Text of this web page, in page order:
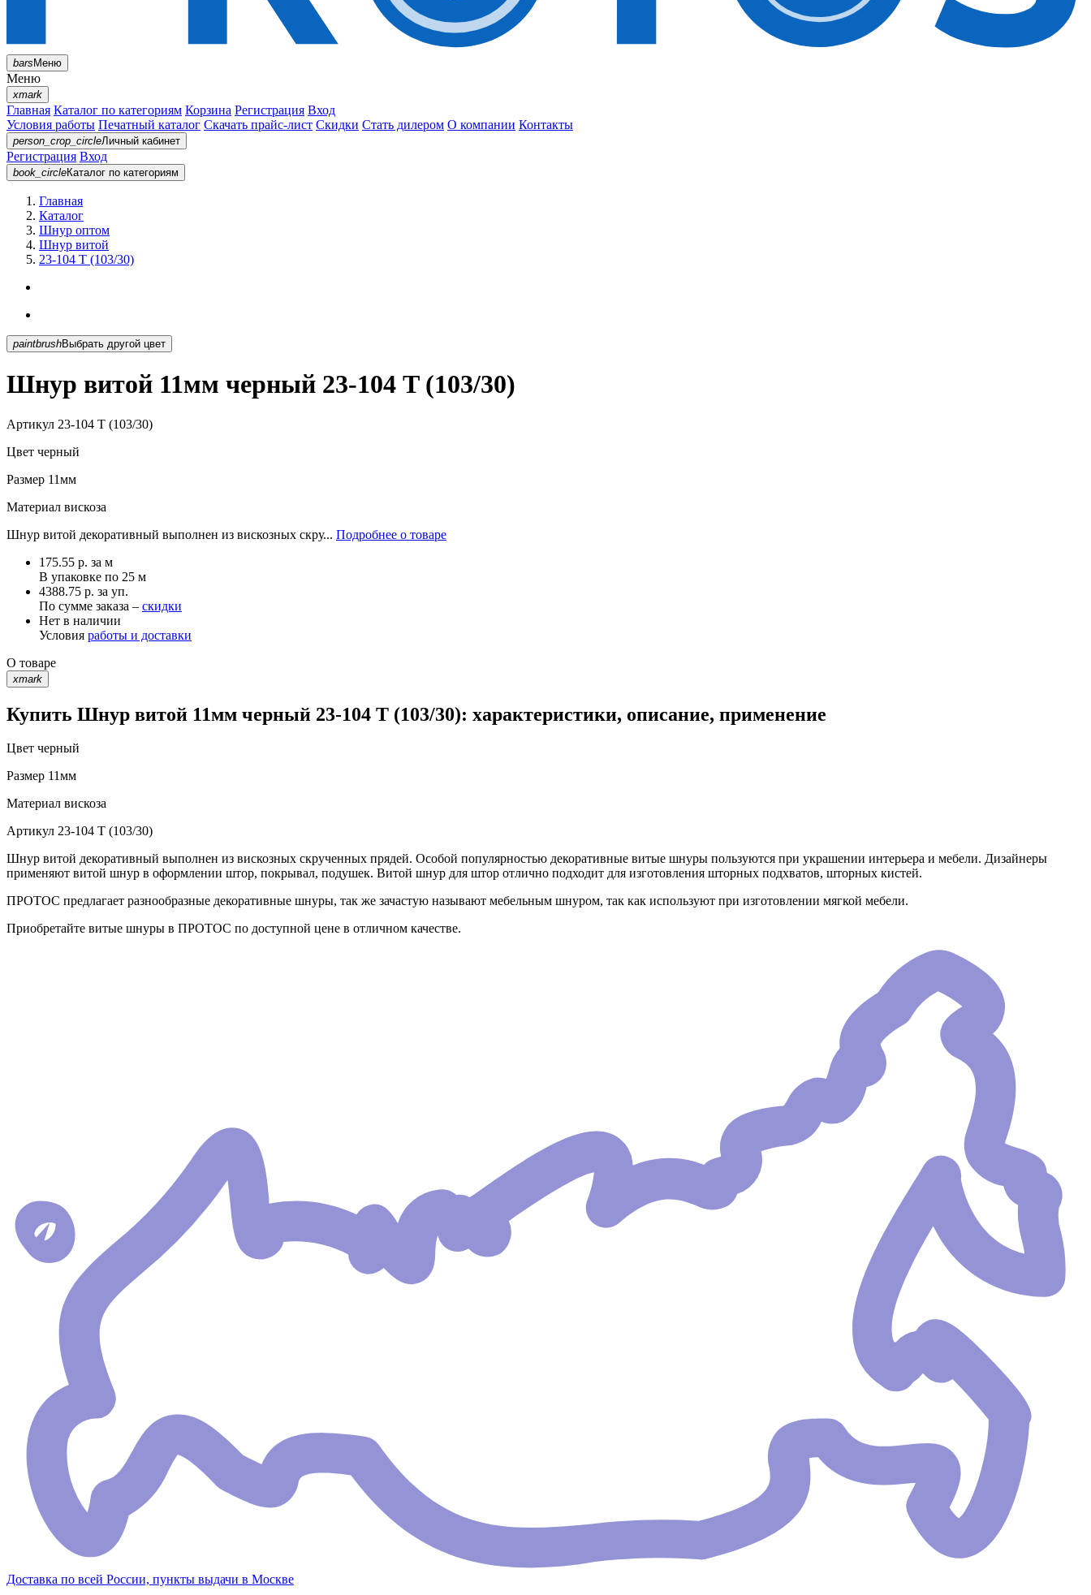
barsМеню
Меню
xmark
Главная Каталог по категориям Корзина Регистрация Вход
Условия работы Печатный каталог Скачать прайс-лист Скидки Стать дилером О компании Контакты
person_crop_circleЛичный кабинет
Регистрация Вход
book_circleКаталог по категориям
Главная
Каталог
Шнур оптом
Шнур витой
23-104 T (103/30)
paintbrush Выбрать другой цвет
Шнур витой 11мм черный 23-104 T (103/30)
Артикул 23-104 T (103/30)
Цвет черный
Размер 11мм
Материал вискоза
Шнур витой декоративный выполнен из вискозных скру... Подробнее о товаре
175.55 р. за м
В упаковке по 25 м
4388.75 р. за уп.
По сумме заказа – скидки
Нет в наличии
Условия работы и доставки
О товаре
xmark
Купить Шнур витой 11мм черный 23-104 T (103/30): характеристики, описание, применение
Цвет черный
Размер 11мм
Материал вискоза
Артикул 23-104 T (103/30)
Шнур витой декоративный выполнен из вискозных скрученных прядей. Особой популярностью декоративные витые шнуры пользуются при украшении интерьера и мебели. Дизайнеры
применяют витой шнур в оформлении штор, покрывал, подушек. Витой шнур для штор отлично подходит для изготовления шторных подхватов, шторных кистей.
ПРОТОС предлагает разнообразные декоративные шнуры, так же зачастую называют мебельным шнуром, так как используют при изготовлении мягкой мебели.
Приобретайте витые шнуры в ПРОТОС по доступной цене в отличном качестве.
Доставка по всей России, пункты выдачи в Москве